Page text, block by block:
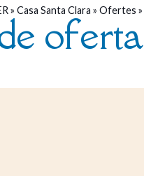
» Casa Santa Clara » Ofertes »
oferta